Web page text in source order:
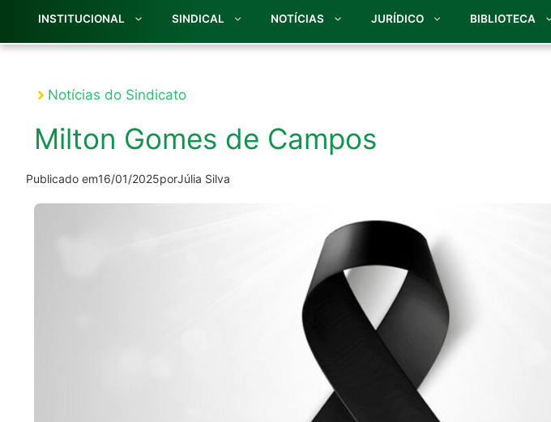
INSTITUCIONAL SINDICAL NOTÍCIAS JURÍDICO BIBLIOTECA
Notícias do Sindicato
Milton Gomes de Campos
Publicado em16/01/2025porJúlia Silva